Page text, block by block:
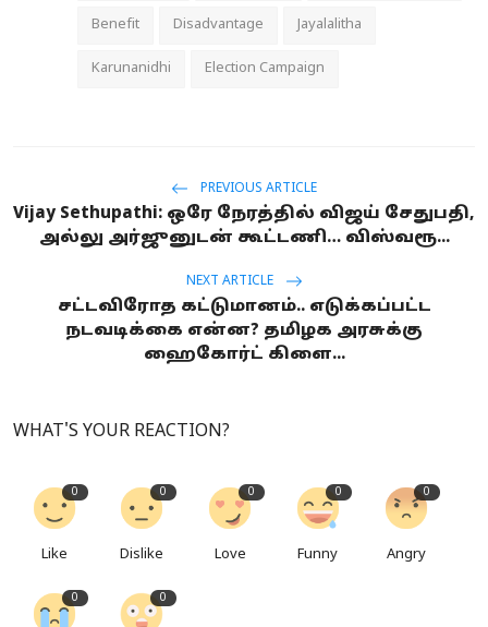
Benefit Disadvantage Jayalalitha
Karunanidhi Election Campaign
PREVIOUS ARTICLE
Vijay Sethupathi: ஒரே நேரத்தில் விஜய் சேதுபதி,
அல்லு அர்ஜுனுடன் கூட்டணி… விஸ்வரூ...
NEXT ARTICLE
சட்டவிரோத கட்டுமானம்.. எடுக்கப்பட்ட
நடவடிக்கை என்ன? தமிழக அரசுக்கு
ஹைகோர்ட் கிளை...
WHAT'S YOUR REACTION?
0
Like
0
Dislike
0
Love
0
Funny
0
Angry
0 0